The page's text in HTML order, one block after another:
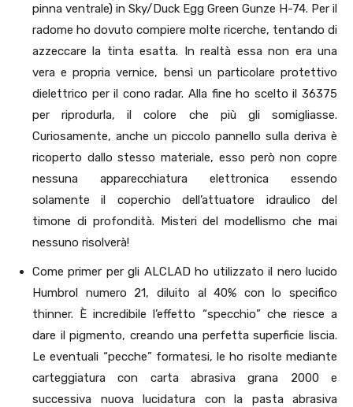
pinna ventrale) in Sky/Duck Egg Green Gunze H-74. Per il
radome ho dovuto compiere molte ricerche, tentando di
azzeccare la tinta esatta. In realtà essa non era una
vera e propria vernice, bensì un particolare protettivo
dielettrico per il cono radar. Alla fine ho scelto il 36375
per riprodurla, il colore che più gli somigliasse.
Curiosamente, anche un piccolo pannello sulla deriva è
ricoperto dallo stesso materiale, esso però non copre
nessuna apparecchiatura elettronica essendo
solamente il coperchio dell’attuatore idraulico del
timone di profondità. Misteri del modellismo che mai
nessuno risolverà!
Come primer per gli ALCLAD ho utilizzato il nero lucido
Humbrol numero 21, diluito al 40% con lo specifico
thinner. È incredibile l’effetto “specchio” che riesce a
dare il pigmento, creando una perfetta superficie liscia.
Le eventuali “pecche” formatesi, le ho risolte mediante
carteggiatura con carta abrasiva grana 2000 e
successiva nuova lucidatura con la pasta abrasiva